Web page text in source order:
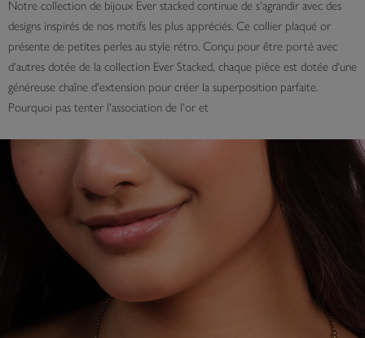
Notre collection de bijoux Ever stacked continue de s'agrandir avec des
designs inspirés de nos motifs les plus appréciés. Ce collier plaqué or
présente de petites perles au style rétro. Conçu pour être porté avec
d'autres dotée de la collection Ever Stacked, chaque pièce est dotée d'une
généreuse chaîne d'extension pour créer la superposition parfaite.
Pourquoi pas tenter l'association de l'or et